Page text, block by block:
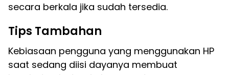
secara berkala jika sudah tersedia.
Tips Tambahan
Kebiasaan pengguna yang menggunakan HP
saat sedang diisi dayanya membuat